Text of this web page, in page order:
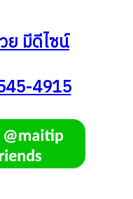
ย มีดีไซน์
4915